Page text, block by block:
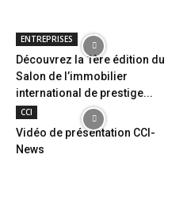
ENTREPRISES
Découvrez la 1ère édition du
Salon de l’immobilier
international de prestige...
CCI
Vidéo de présentation CCI-
News